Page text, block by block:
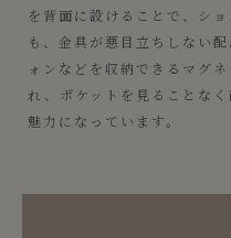
を背面に設けることで、シ
も、金具が悪目立ちしない
ォンなどを収納できるマグ
れ、ポケットを見ることな
魅力になっています。